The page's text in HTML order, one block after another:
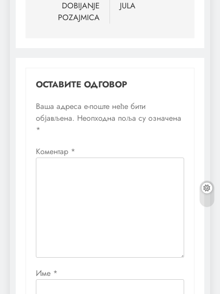
DOBIJANJE
POZAJMICA
JULA
ОСТАВИТЕ ОДГОВОР
Ваша адреса е-поште неће бити
објављена. Неопходна поља су означена
*
Коментар *
Име *